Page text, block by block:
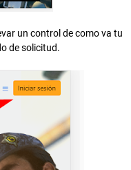
un control de como va tu
de solicitud.